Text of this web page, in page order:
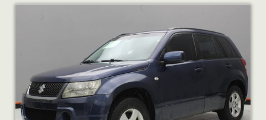
VENDÉ
FINANCIÁ
NOSOTROS